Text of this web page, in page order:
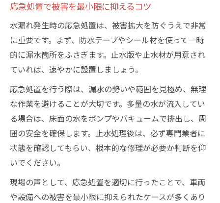
応急処置で被害を最小限に抑えるコツ
水漏れ発生時の応急処置は、被害拡大を防ぐうえで非常
に重要です。まず、防水テープやシール材を使って一時
的に漏水箇所をふさぎます。止水版や止水材が用意され
ていれば、速やかに設置しましょう。
応急処置を行う際は、漏水の勢いや範囲を見極め、無理
な作業を避けることが大切です。多量の水が流入してい
る場合は、床面の水をポンプやバキュームで排出し、周
囲の安全を確保します。止水処理後は、必ず専門業者に
状態を確認してもらい、根本的な修理が必要か判断を仰
いでください。
現場の声として、応急処置を適切に行ったことで、車両
や設備への被害を最小限に抑えられたケースが多くあり